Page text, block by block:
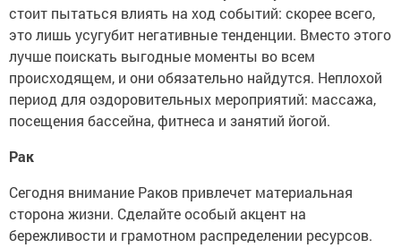
стоит пытаться влиять на ход событий: скорее всего,
это лишь усугубит негативные тенденции. Вместо этого
лучше поискать выгодные моменты во всем
происходящем, и они обязательно найдутся. Неплохой
период для оздоровительных мероприятий: массажа,
посещения бассейна, фитнеса и занятий йогой.
Рак
Сегодня внимание Раков привлечет материальная
сторона жизни. Сделайте особый акцент на
бережливости и грамотном распределении ресурсов.